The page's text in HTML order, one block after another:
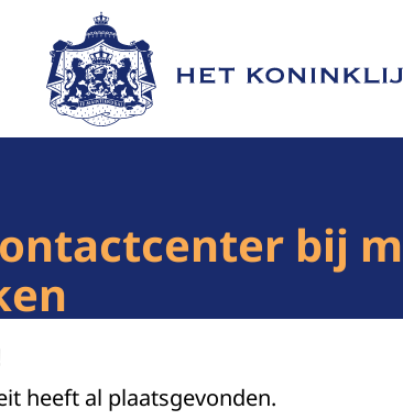
Naar de homepage van Het Koninklijk Huis
bij
heeft al plaatsgevonden.